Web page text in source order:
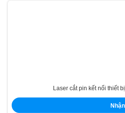
Laser cắt pin kết nối thiết